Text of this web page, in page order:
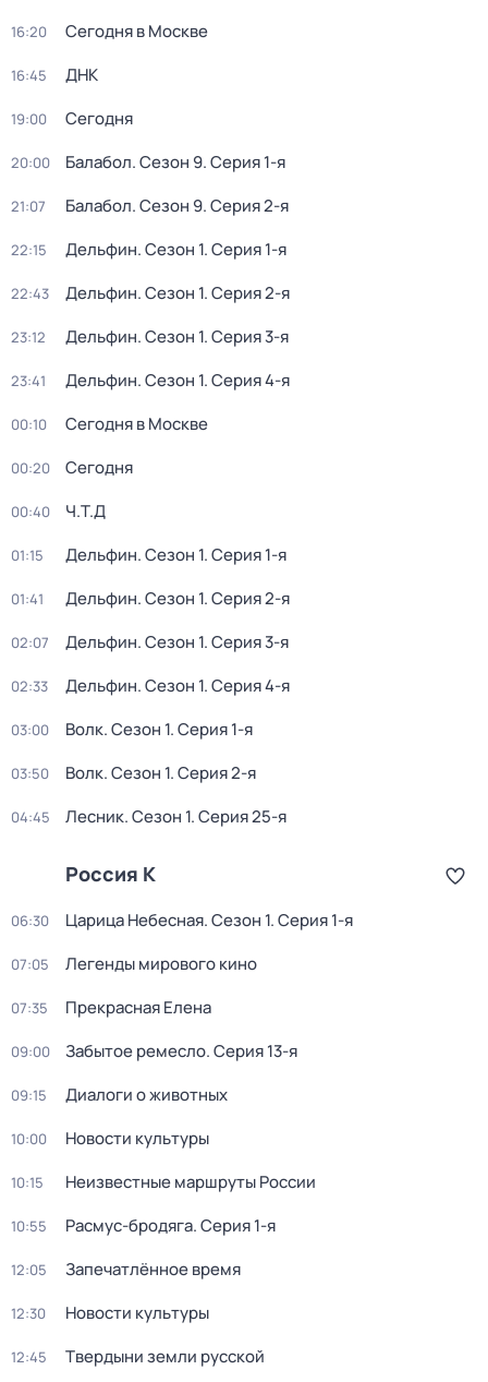
16:20 Сегодня в Москве
16:45 ДНК
19:00 Сегодня
20:00 Балабол. Сезон 9. Серия 1-я
21:07 Балабол. Сезон 9. Серия 2-я
22:15 Дельфин. Сезон 1. Серия 1-я
22:43 Дельфин. Сезон 1. Серия 2-я
23:12 Дельфин. Сезон 1. Серия 3-я
23:41 Дельфин. Сезон 1. Серия 4-я
00:10 Сегодня в Москве
00:20 Сегодня
00:40 Ч.T.Д
01:15 Дельфин. Сезон 1. Серия 1-я
01:41 Дельфин. Сезон 1. Серия 2-я
02:07 Дельфин. Сезон 1. Серия 3-я
02:33 Дельфин. Сезон 1. Серия 4-я
03:00 Волк. Сезон 1. Серия 1-я
03:50 Волк. Сезон 1. Серия 2-я
04:45 Лесник. Сезон 1. Серия 25-я
Россия К
06:30 Царица Небесная. Сезон 1. Серия 1-я
07:05 Легенды мирового кино
07:35 Прекрасная Елена
09:00 Забытое ремесло. Серия 13-я
09:15 Диалоги о животных
10:00 Новости культуры
10:15 Неизвестные маршруты России
10:55 Расмус-бродяга. Серия 1-я
12:05 Запечатлённое время
12:30 Новости культуры
12:45 Твердыни земли русской